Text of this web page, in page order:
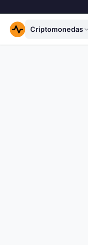
Criptomonedas